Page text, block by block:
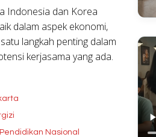
Indonesia dan Korea
dalam aspek ekonomi,
langkah penting dalam
kerjasama yang ada.
Nasional